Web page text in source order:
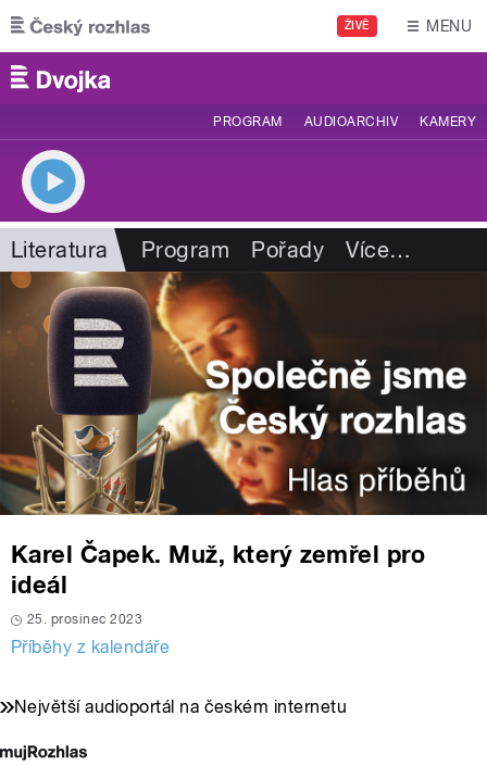
Přejít k hlavnímu obsahu
ŽIVĚ MENU
PROGRAM AUDIOARCHIV KAMERY
Literatura Program Pořady Více…
Karel Čapek. Muž, který zemřel pro
ideál
25. prosinec 2023
Příběhy z kalendáře
Největší audioportál na českém internetu